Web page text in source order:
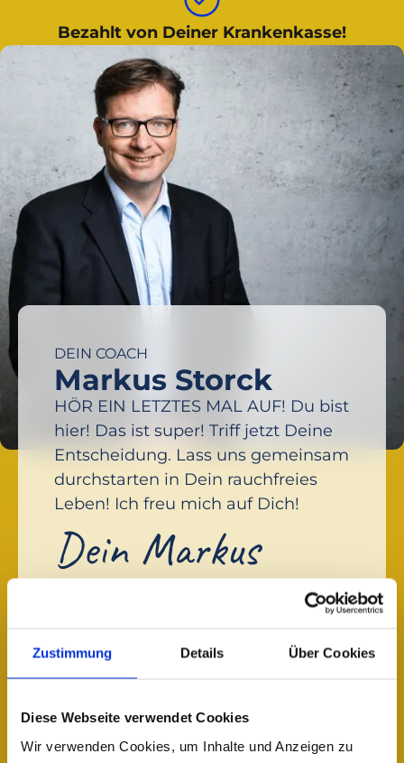
Zustimmung Details Über Cookies
Diese Webseite verwendet Cookies
Wir verwenden Cookies, um Inhalte und Anzeigen zu
Bezahlt von Deiner Krankenkasse!
DEIN COACH
Markus Storck
HÖR EIN LETZTES MAL AUF! Du bist
hier! Das ist super! Triff jetzt Deine
Entscheidung. Lass uns gemeinsam
durchstarten in Dein rauchfreies
Leben! Ich freu mich auf Dich!
Dein Markus
Nix für Dich? Hier findest
Du bestimmt etwas
Passendes.